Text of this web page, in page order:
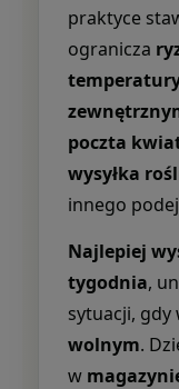
praktyce
ogranicza
poczta
wysyłka
innego
Najlepiej
tygodnia,
sytuacji, gdy
wolnym.
w